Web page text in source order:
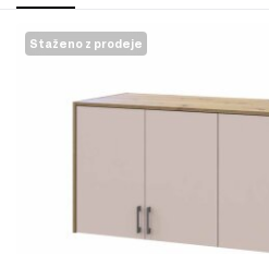
Staženo z prodeje